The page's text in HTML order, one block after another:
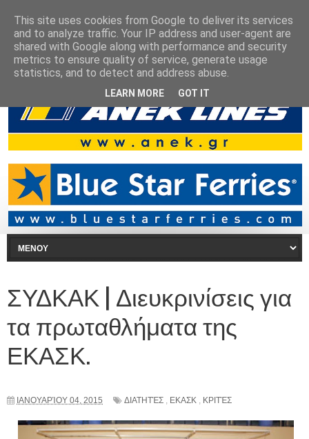
ΣΥΔΚΑΚ | Διευκρινίσεις για
τα πρωταθλήματα της
ΕΚΑΣΚ.
ΙΑΝΟΥΑΡΊΟΥ 04, 2015 ΔΙΑΤΗΤΈΣ , ΕΚΑΣΚ , ΚΡΙΤΈΣ
This site uses cookies from Google to deliver its services
and to analyze traffic. Your IP address and user-agent are
shared with Google along with performance and security
metrics to ensure quality of service, generate usage
statistics, and to detect and address abuse.
LEARN MORE GOT IT